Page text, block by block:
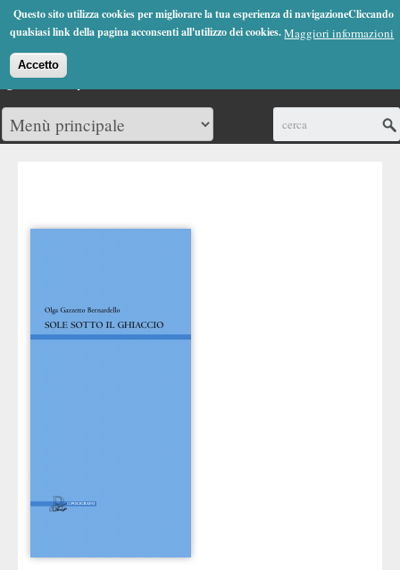
Questo sito utilizza cookies per migliorare la tua esperienza di navigazioneCliccando
qualsiasi link della pagina acconsenti all'utilizzo dei cookies.Maggiori informazioni
Accetto
Jump to Navigation
(0)